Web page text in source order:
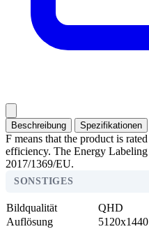
Beschreibung Spezifikationen
F means that the product is
efficiency. The Energy
2017/1369/EU.
SONSTIGES
Bildqualität
QHD
Auflösung
5120x1440